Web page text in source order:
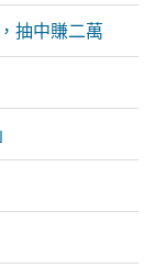
抽中賺二萬